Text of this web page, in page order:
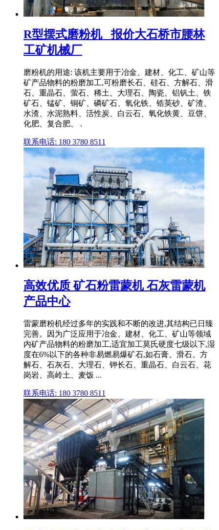
R型摆式磨粉机 _报价大石桥市腰林
工矿机械厂
磨粉机的用途: 该机主要用于冶金、建材、化工、矿山等
矿产品物料的粉磨加工,可粉磨长石、硅石、方解石、滑
石、重晶石、萤石、稀土、大理石、陶瓷、铝钒土、铁
矿石、锰矿、铜矿、磷矿石、氧化铁、锆英砂、矿渣、
水渣、水泥熟料、活性炭、白云石、氧化铁黄、豆饼、
化肥、复合肥、 .
联系电话: 180 3780 8511
高效优质 矿石粉雷蒙机 石灰雷蒙机
产品中心
雷蒙磨粉机经过多年的实践和不断的改进,其结构已日臻
完善。因为广泛应用于冶金、建材、化工、矿山等领域
内矿产品物料的粉磨加工,适宜加工莫氏硬度七级以下,湿
度在6%以下的各种非易燃易爆矿石,如石膏、滑石、方
解石、石灰石、大理石、钾长石、重晶石、白云石、花
岗岩、高岭土、麦饭 ...
联系电话: 180 3780 8511